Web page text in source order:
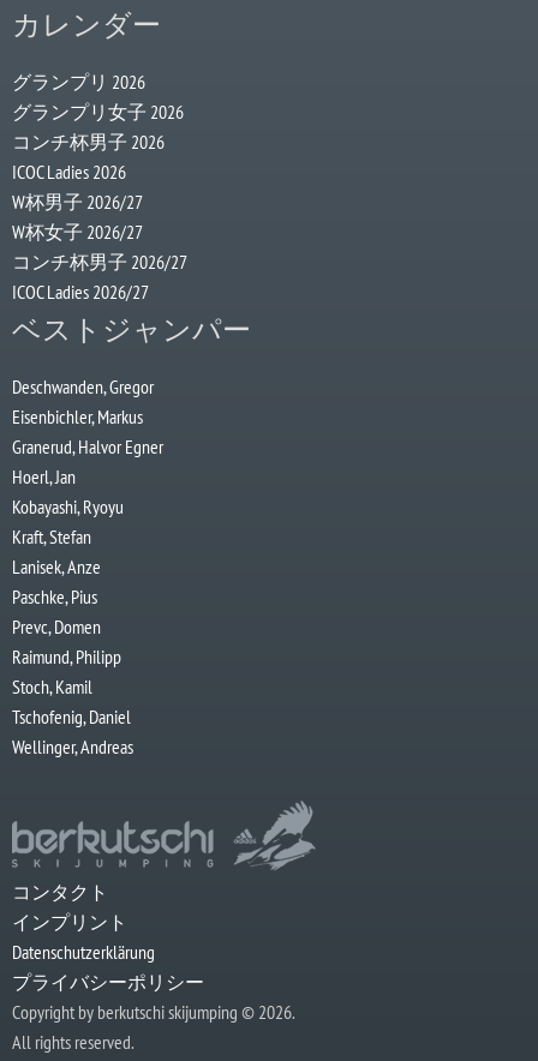
カレンダー
グランプリ 2026
グランプリ女子 2026
コンチ杯男子 2026
ICOC Ladies 2026
W杯男子 2026/27
W杯女子 2026/27
コンチ杯男子 2026/27
ICOC Ladies 2026/27
ベストジャンパー
Deschwanden, Gregor
Eisenbichler, Markus
Granerud, Halvor Egner
Hoerl, Jan
Kobayashi, Ryoyu
Kraft, Stefan
Lanisek, Anze
Paschke, Pius
Prevc, Domen
Raimund, Philipp
Stoch, Kamil
Tschofenig, Daniel
Wellinger, Andreas
コンタクト
インプリント
Datenschutzerklärung
プライバシーポリシー
Copyright by berkutschi skijumping © 2026.
All rights reserved.